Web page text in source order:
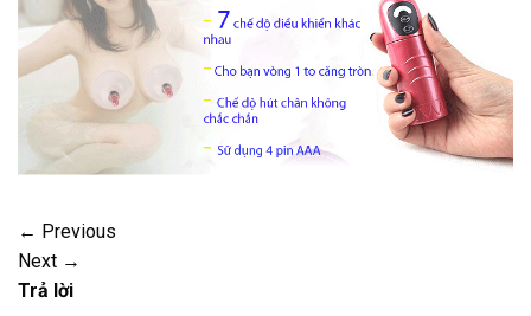
← Previous
Next →
Trả lời